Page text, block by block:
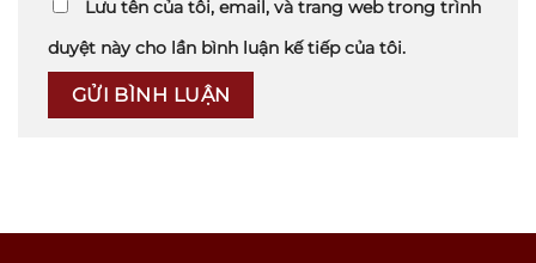
Lưu tên của tôi, email, và trang web trong trình
duyệt này cho lần bình luận kế tiếp của tôi.